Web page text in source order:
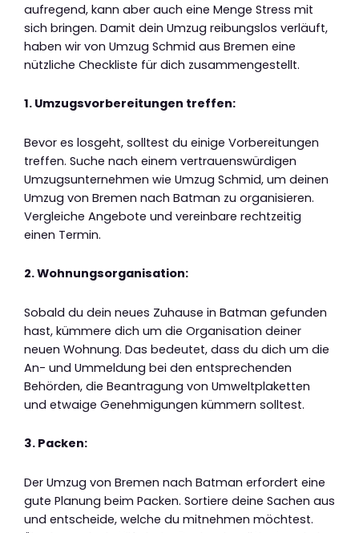
aufregend, kann aber auch eine Menge Stress mit
sich bringen. Damit dein Umzug reibungslos verläuft,
haben wir von Umzug Schmid aus Bremen eine
nützliche Checkliste für dich zusammengestellt.
1. Umzugsvorbereitungen treffen:
Bevor es losgeht, solltest du einige Vorbereitungen
treffen. Suche nach einem vertrauenswürdigen
Umzugsunternehmen wie Umzug Schmid, um deinen
Umzug von Bremen nach Batman zu organisieren.
Vergleiche Angebote und vereinbare rechtzeitig
einen Termin.
2. Wohnungsorganisation:
Sobald du dein neues Zuhause in Batman gefunden
hast, kümmere dich um die Organisation deiner
neuen Wohnung. Das bedeutet, dass du dich um die
An- und Ummeldung bei den entsprechenden
Behörden, die Beantragung von Umweltplaketten
und etwaige Genehmigungen kümmern solltest.
3. Packen:
Der Umzug von Bremen nach Batman erfordert eine
gute Planung beim Packen. Sortiere deine Sachen aus
und entscheide, welche du mitnehmen möchtest.